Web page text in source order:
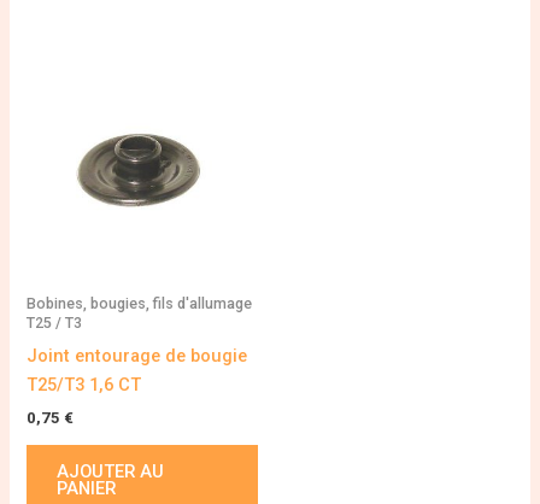
Bobines, bougies, fils d'allumage
T25 / T3
Joint entourage de bougie
T25/T3 1,6 CT
0,75 €
AJOUTER AU
PANIER